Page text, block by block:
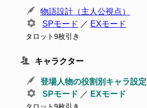
物語設計（主人公視点）
SPモード ／ EXモード
タロット9枚引き
キャラクター
登場人物の役割別キャラ設定
SPモード ／ EXモード